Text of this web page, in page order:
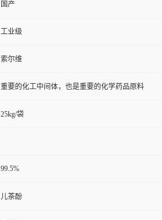
国产
工业级
索尔维
重要的化工中间体，也是重要的化学药品原料
25kg/袋
99.5%
儿茶酚